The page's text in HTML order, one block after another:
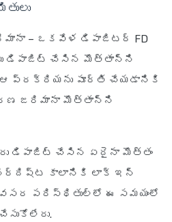
– ఒకవేళ డిపాజిటర్ FD
డిపాజిట్ చేసిన మొత్తాన్ని
ఆ ప్రక్రియను పూర్తి చేయడానికి
జరిమానా మొత్తాన్ని
డిపాజిట్ చేసిన ఏదైనా మొత్తం
కాలానికి లాక్ ఇన్
పరిస్థితుల్లో ఈ సమయంలో